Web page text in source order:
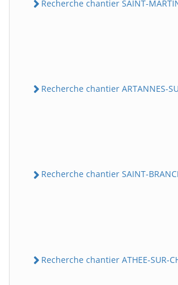
Recherche chantier SAINT-
Recherche chantier ARTANNES-
Recherche chantier SAINT-
Recherche chantier ATHEE-SUR-